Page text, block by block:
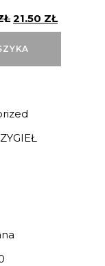
21.50 ZŁ